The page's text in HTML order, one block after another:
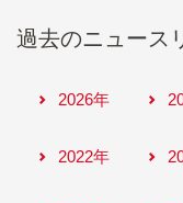
過去のニュース
2026年
2022年